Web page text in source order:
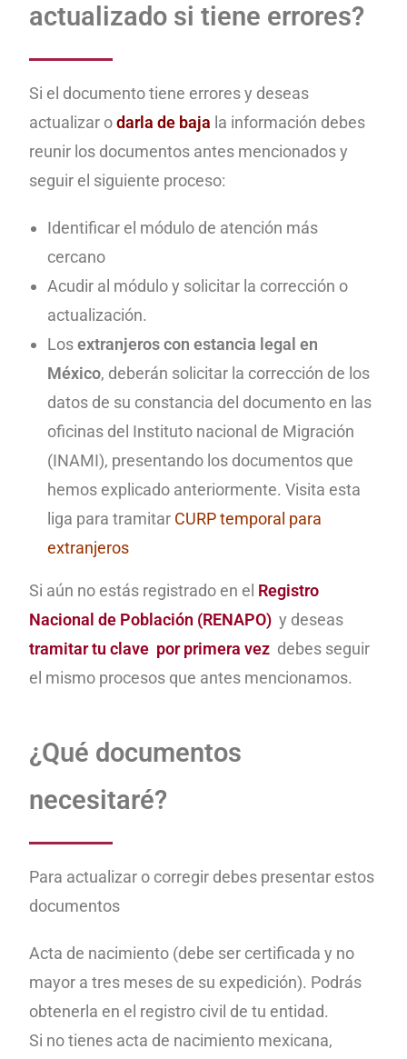
actualizado si tiene errores?
Si el documento tiene errores y deseas
actualizar odarla de baja la información debes
reunir los documentos antes mencionados y
seguir el siguiente proceso:
Identificar el módulo de atención más
cercano
Acudir al módulo y solicitar la corrección o
actualización.
Losextranjeros con estancia legal en
México, deberán solicitar la corrección de los
datos de su constancia del documento en las
oficinas del Instituto nacional de Migración
(INAMI), presentando los documentos que
hemos explicado anteriormente. Visita esta
liga para tramitar CURP temporal para
extranjeros
Si aún no estás registrado en el Registro
Nacional de Población (RENAPO) y deseas
tramitar tu clave por primera vez debes seguir
el mismo procesos que antes mencionamos.
¿Qué documentos
necesitaré?
Para actualizar o corregir debes presentar estos
documentos
Acta de nacimiento (debe ser certificada y no
mayor a tres meses de su expedición). Podrás
obtenerla en el registro civil de tu entidad.
Si no tienes acta de nacimiento mexicana,